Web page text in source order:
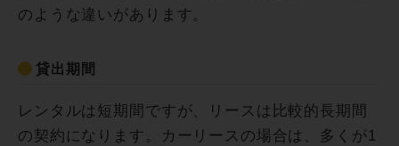
のような違いがあります。
貸出期間
レンタルは短期間ですが、リースは比較的長期間
の契約になります。カーリースの場合は、多くが1